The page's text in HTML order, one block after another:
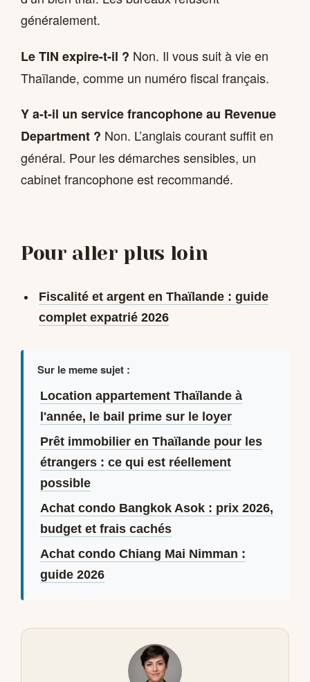
généralement.
Le TIN expire-t-il ? Non. Il vous suit à vie en
Thaïlande, comme un numéro fiscal français.
Y a-t-il un service francophone au Revenue
Department ? Non. L’anglais courant suffit en
général. Pour les démarches sensibles, un
cabinet francophone est recommandé.
Pour aller plus loin
Fiscalité et argent en Thaïlande : guide
complet expatrié 2026
Sur le meme sujet :
Location appartement Thaïlande à
l'année, le bail prime sur le loyer
Prêt immobilier en Thaïlande pour les
étrangers : ce qui est réellement
possible
Achat condo Bangkok Asok : prix 2026,
budget et frais cachés
Achat condo Chiang Mai Nimman :
guide 2026